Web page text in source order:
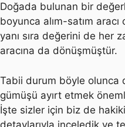
Doğada bulunan bir
boyunca alım-satım aracı
yanı sıra değerini de her
aracına da dönüşmüştür.
Tabii durum böyle olunca
gümüşü ayırt etmek
İşte sizler için biz de hakiki
detaylarıyla inceledik ve